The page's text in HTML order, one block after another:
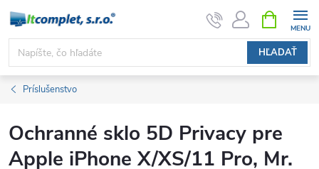
Prejsť
obsah
HĽADAŤ
KOŠÍK
Príslušenstvo
Ochranné sklo 5D Privacy pre
Apple iPhone X/XS/11 Pro, Mr.